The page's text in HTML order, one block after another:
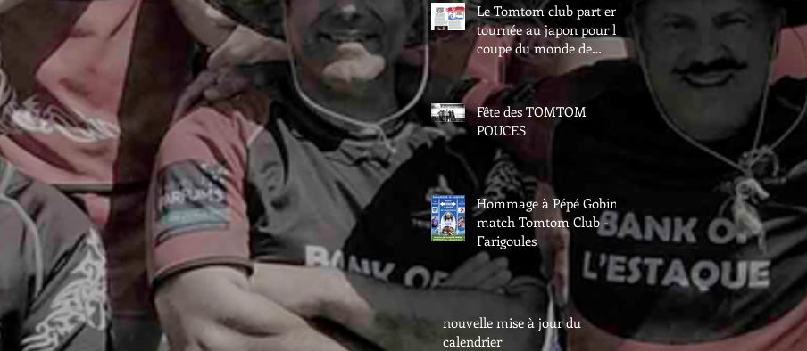
Le Tomtom club part en
tournée au japon pour la
coupe du monde de
rugby
Fête des TOMTOM
POUCES
Hommage à Pépé Gobin -
match Tomtom Club -
Farigoules
nouvelle mise à jour du
calendrier